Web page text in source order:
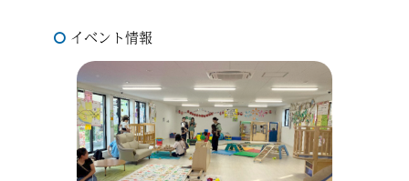
イベント情報